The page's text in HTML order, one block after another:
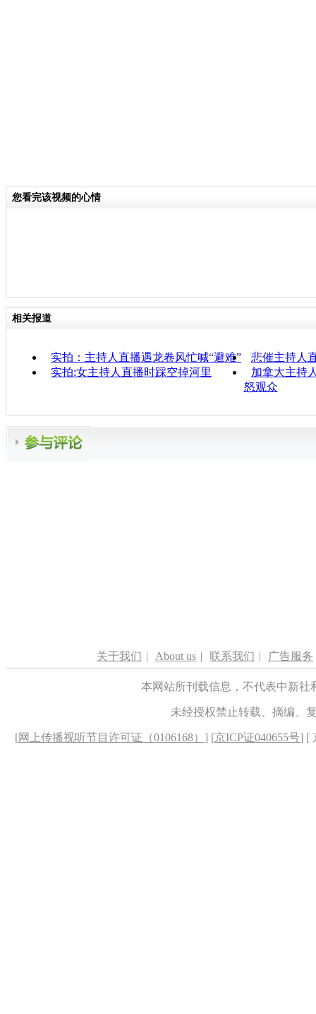
您看完该视频的心情
相关报道
实拍：主持人直播遇龙卷风忙喊“避难”
悲催主持人
实拍:女主持人直播时踩空掉河里
加拿大主持
怒观众
关于我们 | About us | 联系我们 | 广告服务
本网站所刊载信息，不代表中新
未经授权禁止转载、摘编、
[网上传播视听节目许可证（0106168） ] [京ICP证040655号] [